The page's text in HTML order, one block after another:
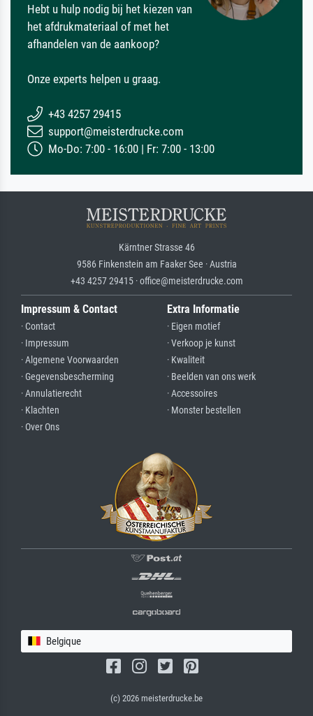
Hebt u hulp nodig bij het kiezen van
het afdrukmateriaal of met het
afhandelen van de aankoop?
Onze experts helpen u graag.
+43 4257 29415
support@meisterdrucke.com
Mo-Do: 7:00 - 16:00 | Fr: 7:00 - 13:00
Kärntner Strasse 46
9586 Finkenstein am Faaker See · Austria
+43 4257 29415 · office@meisterdrucke.com
Impressum & Contact
· Contact
· Impressum
· Algemene Voorwaarden
· Gegevensbescherming
· Annulatierecht
· Klachten
· Over Ons
Extra Informatie
· Eigen motief
· Verkoop je kunst
· Kwaliteit
· Beelden van ons werk
· Accessoires
· Monster bestellen
Belgique
(c) 2026 meisterdrucke.be